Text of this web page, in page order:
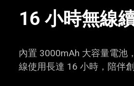
16 小時無線
內置 3000mAh 大容量電池
線使用長達 16 小時，陪伴創